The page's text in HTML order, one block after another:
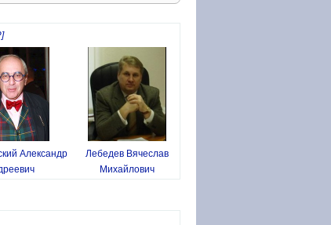
Александр
Лебедев Вячеслав
Михайлович